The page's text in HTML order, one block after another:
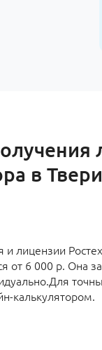
в
лицензии
от 6 000 р. Она
калькулятором.